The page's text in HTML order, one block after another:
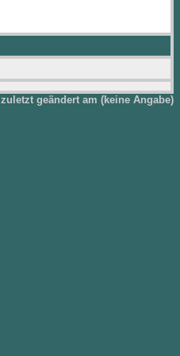
zuletzt geändert am (keine Angabe)